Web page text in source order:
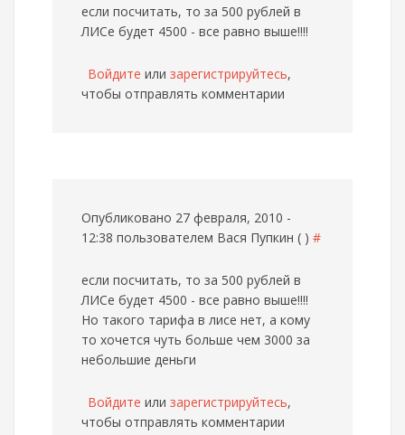
если посчитать, то за 500 рублей в
ЛИСе будет 4500 - все равно выше!!!!
Войдите или зарегистрируйтесь,
чтобы отправлять комментарии
Опубликовано 27 февраля, 2010 -
12:38 пользователем Вася Пупкин ( ) #
если посчитать, то за 500 рублей в
ЛИСе будет 4500 - все равно выше!!!!
Но такого тарифа в лисе нет, а кому
то хочется чуть больше чем 3000 за
небольшие деньги
Войдите или зарегистрируйтесь,
чтобы отправлять комментарии